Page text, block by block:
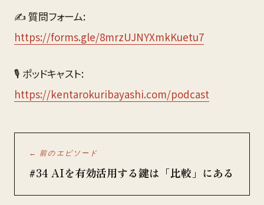
https://forms.gle/8mrzUJNYXmkKuetu7
https://kentarokuribayashi.com/podcast
← 前のエピソード
#34 AIを有効活用する鍵は「比較」にある